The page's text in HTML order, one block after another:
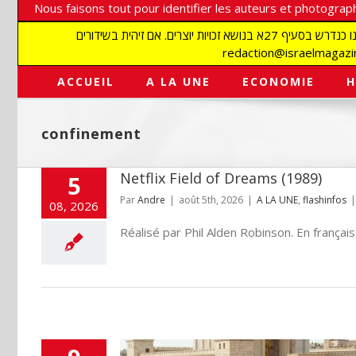
Nous faisons tout pour identifier les auteurs et
אנו עושים הכל כדי לזהות סופרים וצלמים על מנת לכבד את זכויותיהם. אנו מכבדים זכויות יוצרים ושואפים לאתר את בעלי הזכויות בתמונות המגיעות אלינו כנדרש בסעיף 27א בנושא זכויות יוצרים. אם זיהית בשידורים
ACCUEIL A LA UNE ECONOMIE
confinement
5
08, 2026
Netflix Field of Dreams (1989)
ParAndre | août 5th, 2026 | A LA UNE, flashinfos |
Réalisé par Phil Alden Robinson. En